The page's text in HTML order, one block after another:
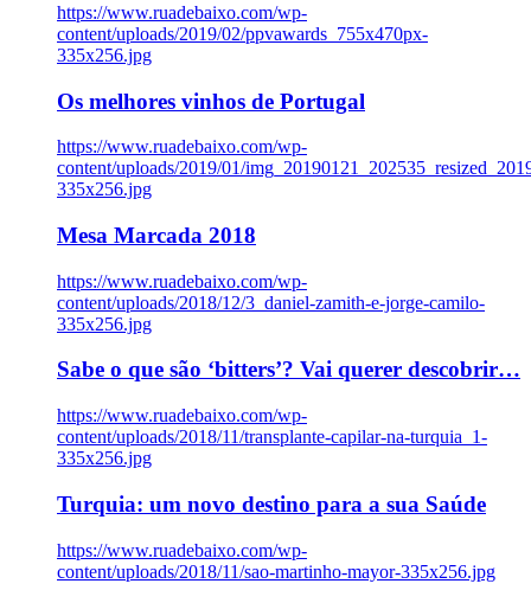
https://www.ruadebaixo.com/wp-
content/uploads/2019/02/ppvawards_755x470px-
335x256.jpg
Os melhores vinhos de Portugal
https://www.ruadebaixo.com/wp-
content/uploads/2019/01/
335x256.jpg
Mesa Marcada 2018
https://www.ruadebaixo.com/wp-
content/uploads/2018/12/3_daniel-zamith-e-jorge-camilo-
335x256.jpg
Sabe o que são ‘bitters’? Vai querer descobrir…
https://www.ruadebaixo.com/wp-
content/uploads/2018/11/transplante-capilar-na-turquia_1-
335x256.jpg
Turquia: um novo destino para a sua Saúde
https://www.ruadebaixo.com/wp-
content/uploads/2018/11/sao-martinho-mayor-335x256.jpg